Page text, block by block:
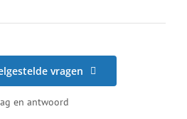
vragen
en antwoord